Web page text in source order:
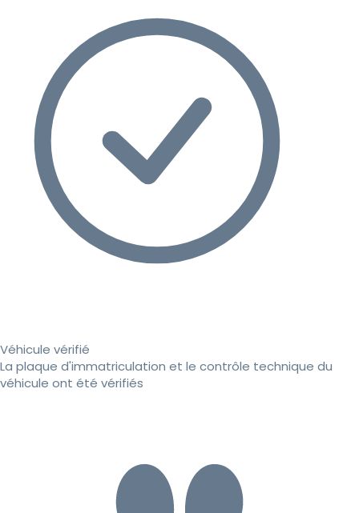
Véhicule vérifié
La plaque d'immatriculation et le contrôle technique du
véhicule ont été vérifiés